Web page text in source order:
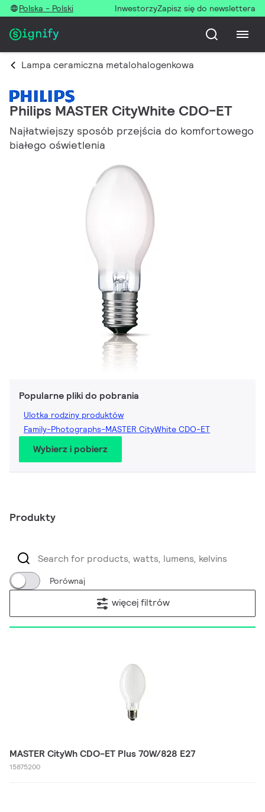
Polska - Polski InwestorzyZapisz się do newslettera
Lampa ceramiczna metalohalogenkowa
Philips MASTER CityWhite CDO-ET
Najłatwiejszy sposób przejścia do komfortowego
białego oświetlenia
Popularne pliki do pobrania
Ulotka rodziny produktów
Family-Photographs-MASTER CityWhite CDO-ET
Wybierz i pobierz
Produkty
Porównaj
więcej filtrów
MASTER CityWh CDO-ET Plus 70W/828 E27
15875200